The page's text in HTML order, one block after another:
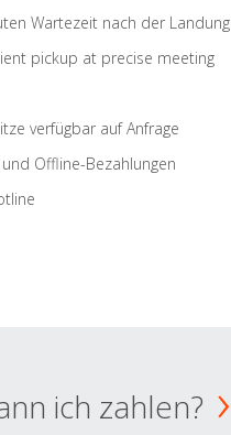
Wartezeit nach der Landung
pickup at precise meeting
verfügbar auf Anfrage
Offline-Bezahlungen
ich zahlen?